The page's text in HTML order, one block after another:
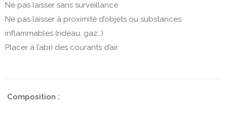
Ne pas laisser sans surveillance
Ne pas laisser à proximité d’objets ou substances
inflammables (rideau, gaz…)
Placer à l’abri des courants d’air
Composition :